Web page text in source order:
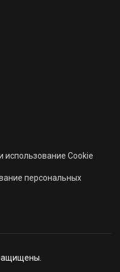
использование Cookie
персональных